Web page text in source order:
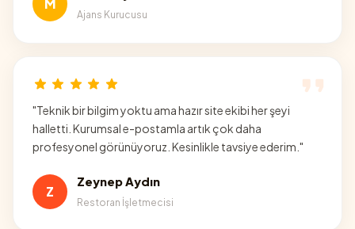
M
Ajans Kurucusu
"Teknik bir bilgim yoktu ama hazır site ekibi her şeyi
halletti. Kurumsal e-postamla artık çok daha
profesyonel görünüyoruz. Kesinlikle tavsiye ederim. "
Z
Zeynep Aydın
Restoran İşletmecisi